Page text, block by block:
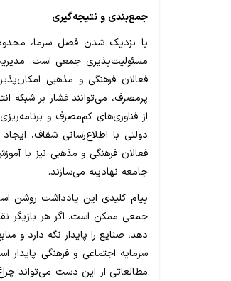
جمع‌بندی و نتیجه‌گیری
با نزدیک شدن فصل سرما،
مسئولیت‌پذیری جمعی است.
فعالان فرهنگی و مذهبی
پرمصرف، می‌توانند فشار بر شبکه
از فناوری‌های کم‌مصرف و
دولتی با اطلاع‌رسانی شفاف،
فعالان فرهنگی و مذهبی نیز با
جامعه نهادینه می‌سازند.
پیام کلیدی این یادداشت روشن
جمعی ممکن است. اگر هر بازیگر
دهد، صنایع را پایدار نگه دارد و
سرمایه اجتماعی و فرهنگی
مطالعاتی از این دست می‌تواند